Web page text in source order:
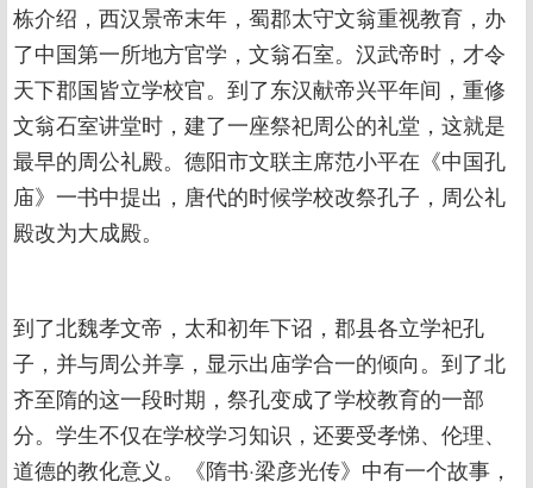
栋介绍，西汉景帝末年，蜀郡太守文翁重视教育，办
了中国第一所地方官学，文翁石室。汉武帝时，才令
天下郡国皆立学校官。到了东汉献帝兴平年间，重修
文翁石室讲堂时，建了一座祭祀周公的礼堂，这就是
最早的周公礼殿。德阳市文联主席范小平在《中国孔
庙》一书中提出，唐代的时候学校改祭孔子，周公礼
殿改为大成殿。
到了北魏孝文帝，太和初年下诏，郡县各立学祀孔
子，并与周公并享，显示出庙学合一的倾向。到了北
齐至隋的这一段时期，祭孔变成了学校教育的一部
分。学生不仅在学校学习知识，还要受孝悌、伦理、
道德的教化意义。《隋书·梁彦光传》中有一个故事，